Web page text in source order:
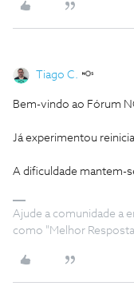
Tiago C.
Bem-vindo ao Fórum
Já experimentou
A dificuldade mantem-
Ajude a comunidade a
como "Melhor